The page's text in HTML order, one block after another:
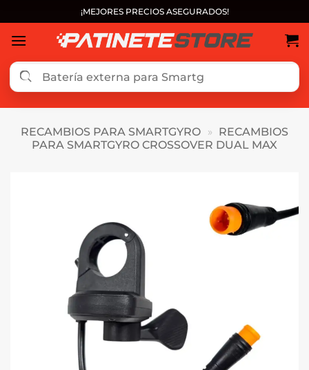
al
contenido
¡MEJORES PRECIOS ASEGURADOS!
RECAMBIOS PARA SMARTGYRO » RECAMBIOS
PARA SMARTGYRO CROSSOVER DUAL MAX